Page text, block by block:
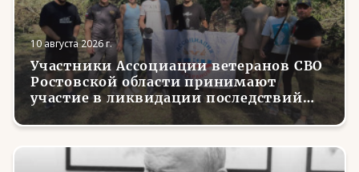
10 августа 2026 г.
Участники Ассоциации ветеранов СВО
Ростовской области принимают
участие в ликвидации последствий
сильнейшего урагана